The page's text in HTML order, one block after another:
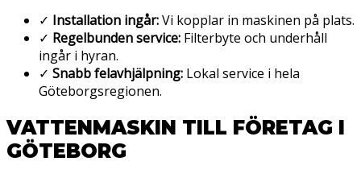
✓ Installation ingår:Vi kopplar in maskinen på plats.
✓ Regelbunden service: Filterbyte och underhåll
ingår i hyran.
✓ Snabb felavhjälpning: Lokal service i hela
Göteborgsregionen.
VATTENMASKIN TILL FÖRETAG I
GÖTEBORG